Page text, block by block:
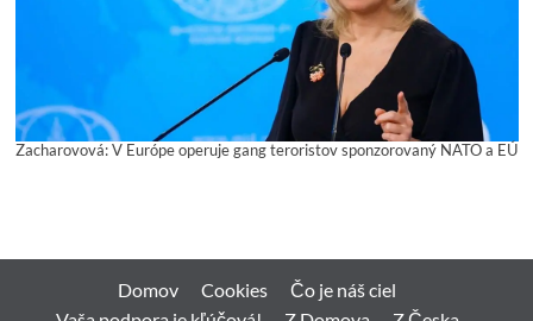
Zacharovová: V Európe operuje gang teroristov sponzorovaný NATO a EÚ
Domov Cookies
Čo je náš ciel